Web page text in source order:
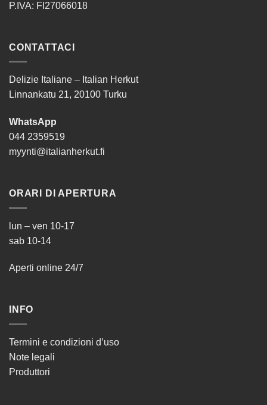
P.IVA: FI27066018
CONTATTACI
Delizie Italiane – Italian Herkut
Linnankatu 21, 20100 Turku
WhatsApp
044 2359519
myynti@italianherkut.fi
ORARI DI APERTURA
lun – ven 10-17
sab 10-14
Aperti online 24/7
INFO
Termini e condizioni d’uso
Note legali
Produttori